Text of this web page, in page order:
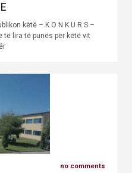
këtë – K O N K U R S –
të lira të punës për këtë vit
no comments